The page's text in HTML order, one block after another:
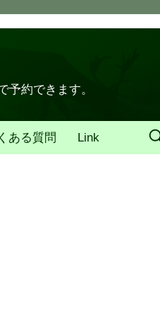
約できます。
ある質問 Link